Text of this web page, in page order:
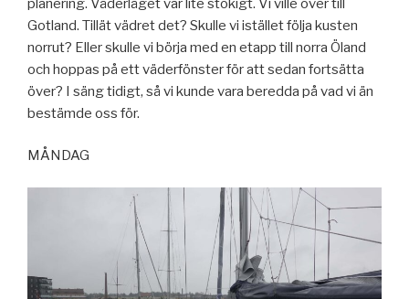
Gotland. Tillät vädret det? Skulle vi istället följa kusten
norrut? Eller skulle vi börja med en etapp till norra Öland
och hoppas på ett väderfönster för att sedan fortsätta
över? I säng tidigt, så vi kunde vara beredda på vad vi än
bestämde oss för.
MÅNDAG